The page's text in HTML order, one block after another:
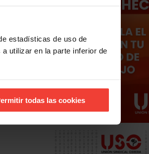
estadísticas de uso de
utilizar en la parte inferior de
todas las cookies